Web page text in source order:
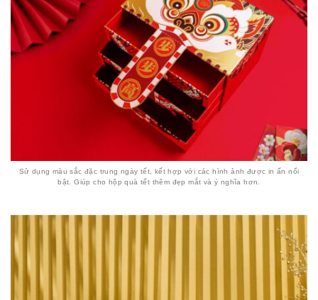
Sử dụng màu sắc đặc trung ngày tết, kết hợp với các hình ảnh được in ấn nổi
bật. Giúp cho hộp quà tết thêm đẹp mắt và ý nghĩa hơn.